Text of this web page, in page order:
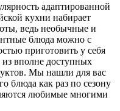
адаптированной
кухни набирает
ведь необычные и
блюда можно с
приготовить у себя
из вполне доступных
Мы нашли для вас
блюда как раз по сезону
любимые многими